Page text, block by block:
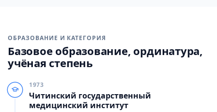
ОБРАЗОВАНИЕ И КАТЕГОРИЯ
Базовое образование, ординатура,
учёная степень
1973
Читинский государственный
медицинский институт